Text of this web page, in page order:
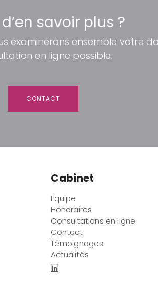
savoir plus ?
examinerons ensemble votre
en ligne possible.
CONTACT
Cabinet
Equipe
Honoraires
Consultations en ligne
Contact
Témoignages
Actualités